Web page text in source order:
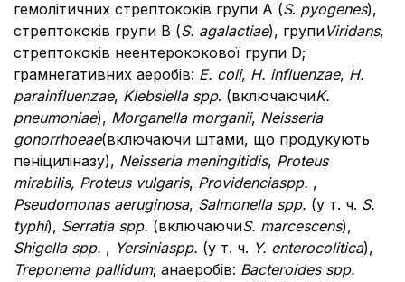
гемолітичних стрептококів групи А (S. pyogenes),
стрептококів групи В (S. agalactiae), групиViridans,
стрептококів неентерококової групи D;
грамнегативних аеробів: E. coli, H. influenzae, H.
parainfluenzae, Klebsiella spp. (включаючиK.
pneumoniae), Morganella morganii, Neisseria
gonorrhoeae(включаючи штами, що продукують
пеніциліназу), Neisseria meningitidis, Proteus
mirabilis, Proteusvulgaris, Providenciaspp. ,
Pseudomonas aeruginosa, Salmonella spp. (у т. ч. S.
typhi), Serratia spp. (включаючиS. marcescens),
Shigella spp. , Yersiniaspp. (у т. ч. Y. enterocolitica),
Treponema pallidum; анаеробів: Bacteroides spp.